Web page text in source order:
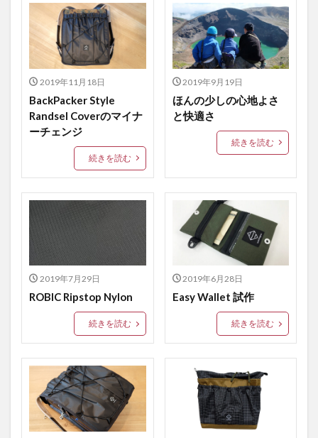
2019年11月18日
BackPacker Style
Randsel Coverのマイナ
ーチェンジ
続きを読む
2019年9月19日
ほんの少しの心地よさ
と快適さ
続きを読む
2019年7月29日
ROBIC Ripstop Nylon
続きを読む
2019年6月28日
Easy Wallet 試作
続きを読む
自転車キャンプ
親子サイクリング
親子ライド
軽量バッグ
軽量フレームバッグ
軽量財布
間仕切りできるフレームバッグ